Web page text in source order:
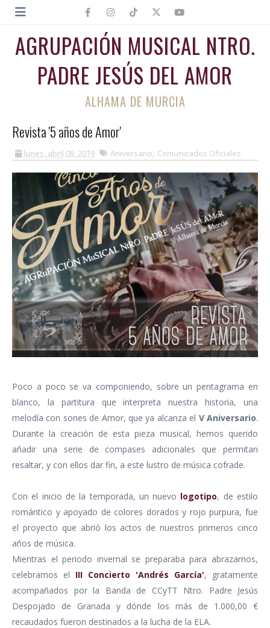
AGRUPACIÓN MUSICAL NTRO.
PADRE JESÚS DEL AMOR
ALHAMA DE MURCIA
Revista '5 años de Amor'
lunes, abril 08, 2019 Aniversario, Comunicados Oficiales
Poco a poco se va componiendo, sobre un pentagrama en
blanco, la partitura que interpreta nuestra historia, una
melodía con sones de Amor, que ya alcanza el V Aniversario.
Durante la creación de esta pieza musical, hemos querido
añadir una serie de compases adicionales que permitan
resaltar, y con ellos dar fin, a este lustro de música cofrade.
Con el inicio de la temporada, un nuevo logotipo, de estilo
romántico y apoyado de colores dorados y rojo purpura, fue
el proyecto que abrió los actos de nuestros primeros cinco
años de música.
Mientras el periodo invernal se preparaba para abrazarnos,
celebramos el III Concierto 'Andrés García', gratamente
acompañados por la Banda de CCyTT Ntro. Padre Jesús
Despojado de Granada y dónde los más de 1.000,00 €
recaudados fueron destinados a la lucha de la ELA.